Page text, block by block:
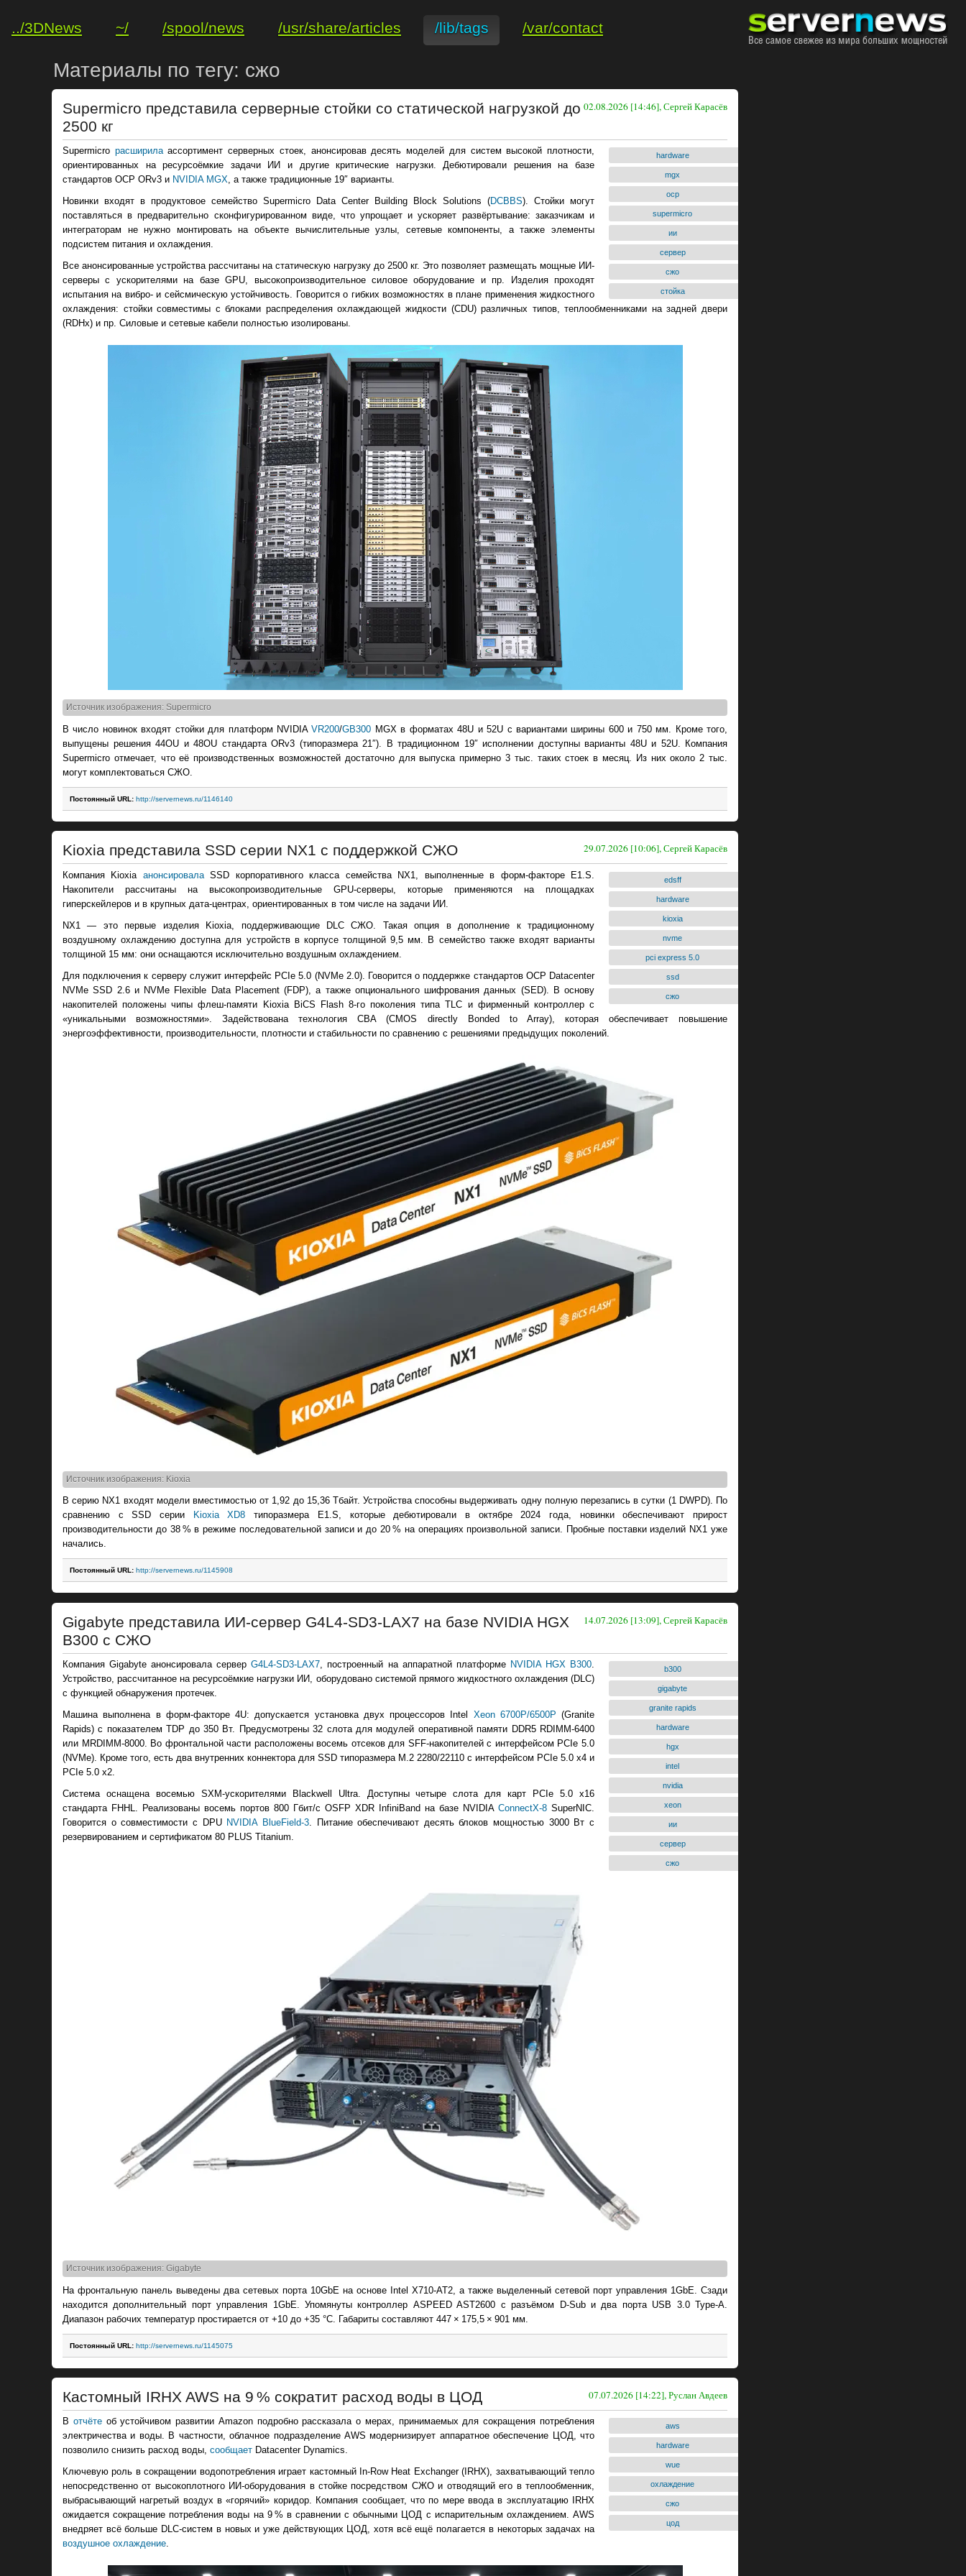
../3DNews ~/ /spool/news /usr/share/articles /lib/tags /var/contact
Материалы по тегу: сжо
02.08.2026 [14:46], Сергей Карасёв
Supermicro представила серверные стойки со статической нагрузкой до
2500 кг
hardware
mgx
ocp
supermicro
ии
сервер
сжо
стойка
Supermicro расширилаассортимент серверных стоек, анонсировав десять моделей для систем высокой плотности,
ориентированных на ресурсоёмкие задачи ИИ и другие критические нагрузки. Дебютировали решения на базе
стандартов OCP ORv3 и NVIDIA MGX, а также традиционные 19″ варианты.
Новинки входят в продуктовое семейство Supermicro Data Center Building Block Solutions (DCBBS). Стойки могут
поставляться в предварительно сконфигурированном виде, что упрощает и ускоряет развёртывание: заказчикам и
интеграторам не нужно монтировать на объекте вычислительные узлы, сетевые компоненты, а также элементы
подсистем питания и охлаждения.
Все анонсированные устройства рассчитаны на статическую нагрузку до 2500 кг. Это позволяет размещать мощные ИИ-
серверы с ускорителями на базе GPU, высокопроизводительное силовое оборудование и пр. Изделия проходят
испытания на вибро- и сейсмическую устойчивость. Говорится о гибких возможностях в плане применения жидкостного
охлаждения: стойки совместимы с блоками распределения охлаждающей жидкости (CDU) различных типов, теплообменниками на задней двери
(RDHx) и пр. Силовые и сетевые кабели полностью изолированы.
Источник изображения: Supermicro
В число новинок входят стойки для платформ NVIDIAVR200/GB300 MGX в форматах 48U и 52U с вариантами ширины 600 и 750 мм. Кроме того,
выпущены решения 44OU и 48OU стандарта ORv3 (типоразмера 21″). В традиционном 19″ исполнении доступны варианты 48U и 52U. Компания
Supermicro отмечает, что её производственных возможностей достаточно для выпуска примерно 3 тыс. таких стоек в месяц. Из них около 2 тыс.
могут комплектоваться СЖО.
Постоянный URL: http://servernews.ru/1146140
29.07.2026 [10:06], Сергей Карасёв
Kioxia представила SSD серии NX1 с поддержкой СЖО
edsff
hardware
kioxia
nvme
pci express 5.0
ssd
сжо
Компания Kioxia анонсировалаSSD корпоративного класса семейства NX1, выполненные в форм-факторе E1.S.
Накопители рассчитаны на высокопроизводительные GPU-серверы, которые применяются на площадках
гиперскейлеров и в крупных дата-центрах, ориентированных в том числе на задачи ИИ.
NX1 — это первые изделия Kioxia, поддерживающие DLC СЖО. Такая опция в дополнение к традиционному
воздушному охлаждению доступна для устройств в корпусе толщиной 9,5 мм. В семейство также входят варианты
толщиной 15 мм: они оснащаются исключительно воздушным охлаждением.
Для подключения к серверу служит интерфейс PCIe 5.0 (NVMe 2.0). Говорится о поддержке стандартов OCP Datacenter
NVMe SSD 2.6 и NVMe Flexible Data Placement (FDP), а также опционального шифрования данных (SED). В основу
накопителей положены чипы флеш-памяти Kioxia BiCS Flash 8-го поколения типа TLC и фирменный контроллер с
«уникальными возможностями». Задействована технология CBA (CMOS directly Bonded to Array), которая обеспечивает повышение
энергоэффективности, производительности, плотности и стабильности по сравнению с решениями предыдущих поколений.
Источник изображения: Kioxia
В серию NX1 входят модели вместимостью от 1,92 до 15,36 Тбайт. Устройства способны выдерживать одну полную перезапись в сутки (1 DWPD). По
сравнению с SSD серии
Kioxia XD8 типоразмера E1.S, которые дебютировали в октябре 2024 года, новинки обеспечивают прирост
производительности до 38 % в режиме последовательной записи и до 20 % на операциях произвольной записи. Пробные поставки изделий NX1 уже
начались.
Постоянный URL: http://servernews.ru/1145908
14.07.2026 [13:09], Сергей Карасёв
Gigabyte представила ИИ-сервер G4L4-SD3-LAX7 на базе NVIDIA HGX
B300 с СЖО
b300
gigabyte
granite rapids
hardware
hgx
intel
nvidia
xeon
ии
сервер
сжо
Компания Gigabyte анонсировала серверG4L4-SD3-LAX7 , построенный на аппаратной платформе NVIDIA HGX B300
Устройство, рассчитанное на ресурсоёмкие нагрузки ИИ, оборудовано системой прямого жидкостного охлаждения (DLC)
с функцией обнаружения протечек.
Машина выполнена в форм-факторе 4U: допускается установка двух процессоров Intel Xeon 6700P/6500P (Granite
Rapids) с показателем TDP до 350 Вт. Предусмотрены 32 слота для модулей оперативной памяти DDR5 RDIMM-6400
или MRDIMM-8000. Во фронтальной части расположены восемь отсеков для SFF-накопителей с интерфейсом PCIe 5.0
(NVMe). Кроме того, есть два внутренних коннектора для SSD типоразмера M.2 2280/22110 с интерфейсом PCIe 5.0 x4 и
PCIe 5.0 x2.
Система оснащена восемью SXM-ускорителями Blackwell Ultra. Доступны четыре слота для карт PCIe 5.0 x16
стандарта FHHL. Реализованы восемь портов 800 Гбит/с OSFP XDR InfiniBand на базе NVIDIA ConnectX-8 SuperNIC.
Говорится о совместимости с DPU NVIDIA BlueField-3. Питание обеспечивают десять блоков мощностью 3000 Вт с
резервированием и сертификатом 80 PLUS Titanium.
Источник изображения: Gigabyte
На фронтальную панель выведены два сетевых порта 10GbE на основе Intel X710-AT2, а также выделенный сетевой порт управления 1GbE. Сзади
находится дополнительный порт управления 1GbE. Упомянуты контроллер ASPEED AST2600 с разъёмом D-Sub и два порта USB 3.0 Type-A.
Диапазон рабочих температур простирается от +10 до +35 °C. Габариты составляют 447 × 175,5 × 901 мм.
Постоянный URL: http://servernews.ru/1145075
07.07.2026 [14:22], Руслан Авдеев
Кастомный IRHX AWS на 9 % сократит расход воды в ЦОД
aws
hardware
wue
охлаждение
сжо
цод
В отчётеоб устойчивом развитии Amazon подробно рассказала о мерах, принимаемых для сокращения потребления
электричества и воды. В частности, облачное подразделение AWS модернизирует аппаратное обеспечение ЦОД, что
позволило снизить расход воды, сообщает Datacenter Dynamics.
Ключевую роль в сокращении водопотребления играет кастомный In-Row Heat Exchanger (IRHX), захватывающий тепло
непосредственно от высокоплотного ИИ-оборудования в стойке посредством СЖО и отводящий его в теплообменник,
выбрасывающий нагретый воздух в «горячий» коридор. Компания сообщает, что по мере ввода в эксплуатацию IRHX
ожидается сокращение потребления воды на 9 % в сравнении с обычными ЦОД с испарительным охлаждением. AWS
внедряет всё больше DLC-систем в новых и уже действующих ЦОД, хотя всё ещё полагается в некоторых задачах на
воздушное охлаждение.